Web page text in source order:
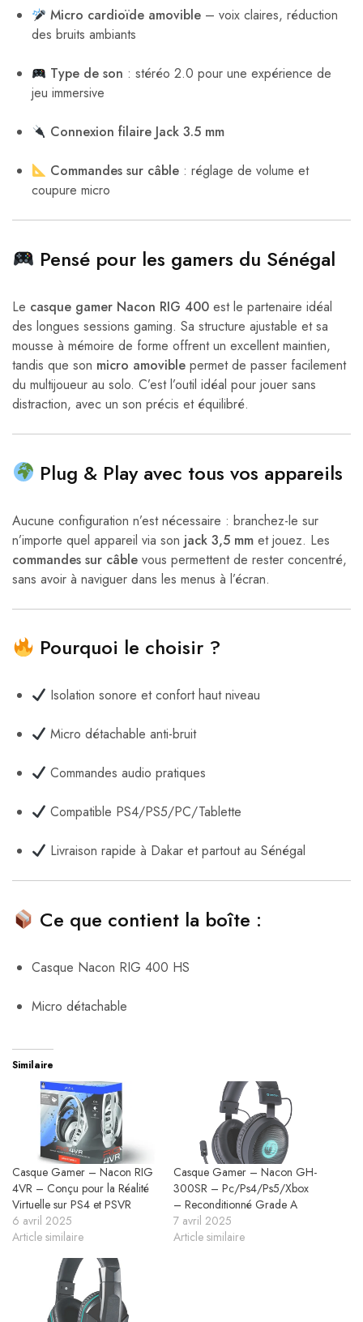
Micro cardioïde amovible – voix claires, réduction
des bruits ambiants
Type de son : stéréo 2.0 pour une expérience de
jeu immersive
Connexion filaire Jack 3.5 mm
Commandes sur câble : réglage de volume et
coupure micro
Pensé pour les gamers du Sénégal
Le casque gamer Nacon RIG 400 est le partenaire idéal
des longues sessions gaming. Sa structure ajustable et sa
mousse à mémoire de forme offrent un excellent maintien,
tandis que son micro amovible permet de passer facilement
du multijoueur au solo. C’est l’outil idéal pour jouer sans
distraction, avec un son précis et équilibré.
Plug & Play avec tous vos appareils
Aucune configuration n’est nécessaire : branchez-le sur
n’importe quel appareil via son jack 3,5 mm et jouez. Les
commandes sur câble vous permettent de rester concentré,
sans avoir à naviguer dans les menus à l’écran.
Pourquoi le choisir ?
Isolation sonore et confort haut niveau
Micro détachable anti-bruit
Commandes audio pratiques
Compatible PS4/PS5/PC/Tablette
Livraison rapide à Dakar et partout au Sénégal
Ce que contient la boîte :
Casque Nacon RIG 400 HS
Micro détachable
Similaire
Casque Gamer – Nacon RIG
4VR – Conçu pour la Réalité
Virtuelle sur PS4 et PSVR
6 avril 2025
Article similaire
Casque Gamer – Nacon GH-
300SR – Pc/Ps4/Ps5/Xbox
– Reconditionné Grade A
7 avril 2025
Article similaire